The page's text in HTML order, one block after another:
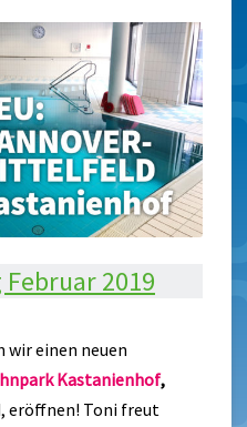
2019
wir einen neuen
Kastanienhof,
eröffnen! Toni freut